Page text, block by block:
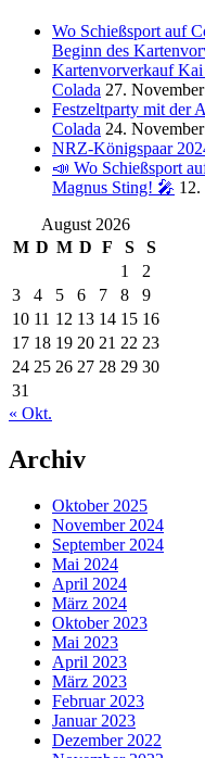
Wo Schießsport auf
Beginn des
Kartenvorverkauf Kai
Colada 27.
Festzeltparty mit der
Colada 24.
NRZ-Königspaar
📣 Wo Schießsport
Magnus Sting! 🎤 12.
August 2026
M D M D F S
S
1
2
3
4 5 6 7 8
9
10 11 12 13 14 15 16
17 18 19 20 21 22 23
24 25 26 27 28 29 30
31
« Okt.
Archiv
Oktober 2025
November 2024
September 2024
Mai 2024
April 2024
März 2024
Oktober 2023
Mai 2023
April 2023
März 2023
Februar 2023
Januar 2023
Dezember 2022